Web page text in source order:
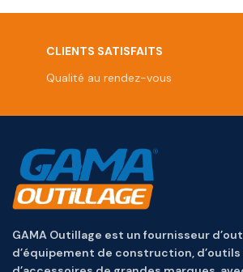
CLIENTS SATISFAITS
Qualité au rendez-vous
GAMA Outillage est un fournisseur
d’équipement de construction, d’outils